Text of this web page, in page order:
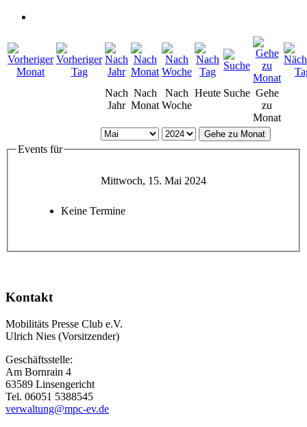
Nach
Jahr
Nach
Monat
Nach
Woche
Heute Suche Gehe
zu
Monat
Gehe zu Monat
Events für
Mittwoch, 15. Mai 2024
Keine Termine
Kontakt
Mobilitäts Presse Club e.V.
Ulrich Nies (Vorsitzender)
Geschäftsstelle:
Am Bornrain 4
63589 Linsengericht
Tel. 06051 5388545
verwaltung@mpc-ev.de